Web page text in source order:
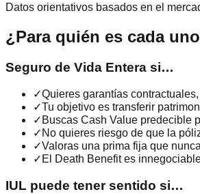
Datos orientativos basados en el
¿Para quién es cada
Seguro de Vida Entera si…
✓Quieres garantías
✓Tu objetivo es transferir
✓ Buscas Cash Value predecible
✓ No quieres riesgo de que la
✓Valoras una prima fija que
✓ El Death Benefit es
IUL puede tener sentido si…